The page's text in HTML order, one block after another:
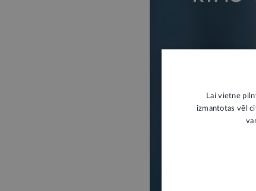
Lai vietne
izmantotas vēl